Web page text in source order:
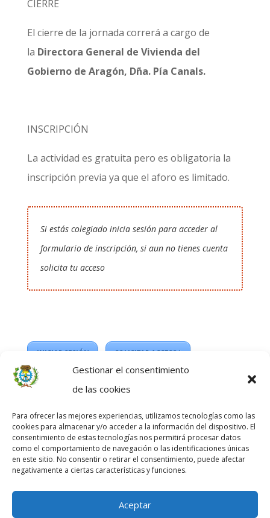
Gestionar el consentimiento
de las cookies
Para ofrecer las mejores experiencias, utilizamos tecnologías como las
cookies para almacenar y/o acceder a la información del dispositivo. El
consentimiento de estas tecnologías nos permitirá procesar datos
como el comportamiento de navegación o las identificaciones únicas
en este sitio. No consentir o retirar el consentimiento, puede afectar
negativamente a ciertas características y funciones.
Aceptar
CIERRE
El cierre de la jornada correrá a cargo de
la Directora General de Vivienda del
Gobierno de Aragón, Dña. Pía Canals.
INSCRIPCIÓN
La actividad es gratuita pero es obligatoria la
inscripción previa ya que el aforo es limitado.
Si estás colegiado inicia sesión para acceder al
formulario de inscripción, si aun no tienes cuenta
solicita tu acceso
INICIAR SESIÓN SOLICITAR ACCESO*
* Acceso exclusivo para colegiados en el Colegio